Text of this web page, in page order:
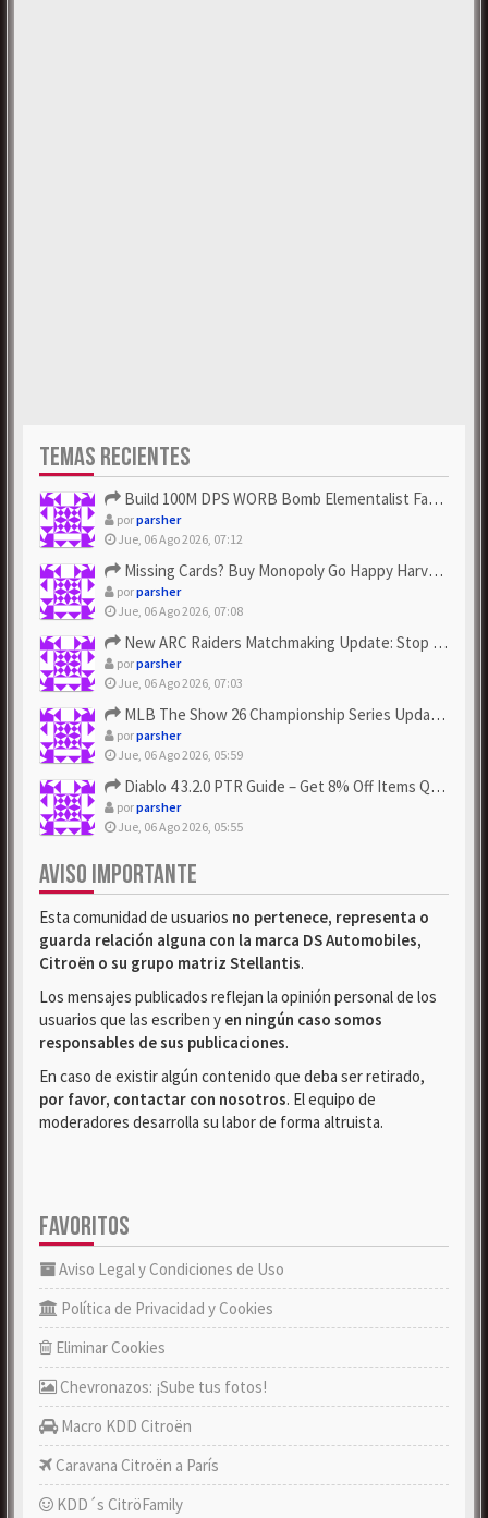
TEMAS RECIENTES
Build 100M DPS WORB Bomb Elementalist Fast - Grab POE Curren...
porparsher
Jue, 06 Ago 2026, 07:12
Missing Cards? Buy Monopoly Go Happy Harvest with Looney Tun...
porparsher
Jue, 06 Ago 2026, 07:08
New ARC Raiders Matchmaking Update: Stop Failed - Grab Bluep...
porparsher
Jue, 06 Ago 2026, 07:03
MLB The Show 26 Championship Series Update! Get Cheap & ...
porparsher
Jue, 06 Ago 2026, 05:59
Diablo 4 3.2.0 PTR Guide – Get 8% Off Items Quickly to Test ...
porparsher
Jue, 06 Ago 2026, 05:55
AVISO IMPORTANTE
Esta comunidad de usuarios no pertenece, representa o
guarda relación alguna con la marca DS Automobiles,
Citroën o su grupo matriz Stellantis.
Los mensajes publicados reflejan la opinión personal de los
usuarios que las escriben y en ningún caso somos
responsables de sus publicaciones.
En caso de existir algún contenido que deba ser retirado,
por favor, contactar con nosotros. El equipo de
moderadores desarrolla su labor de forma altruista.
FAVORITOS
Aviso Legal y Condiciones de Uso
Política de Privacidad y Cookies
Eliminar Cookies
Chevronazos: ¡Sube tus fotos!
Macro KDD Citroën
Caravana Citroën a París
KDD´s CitröFamily